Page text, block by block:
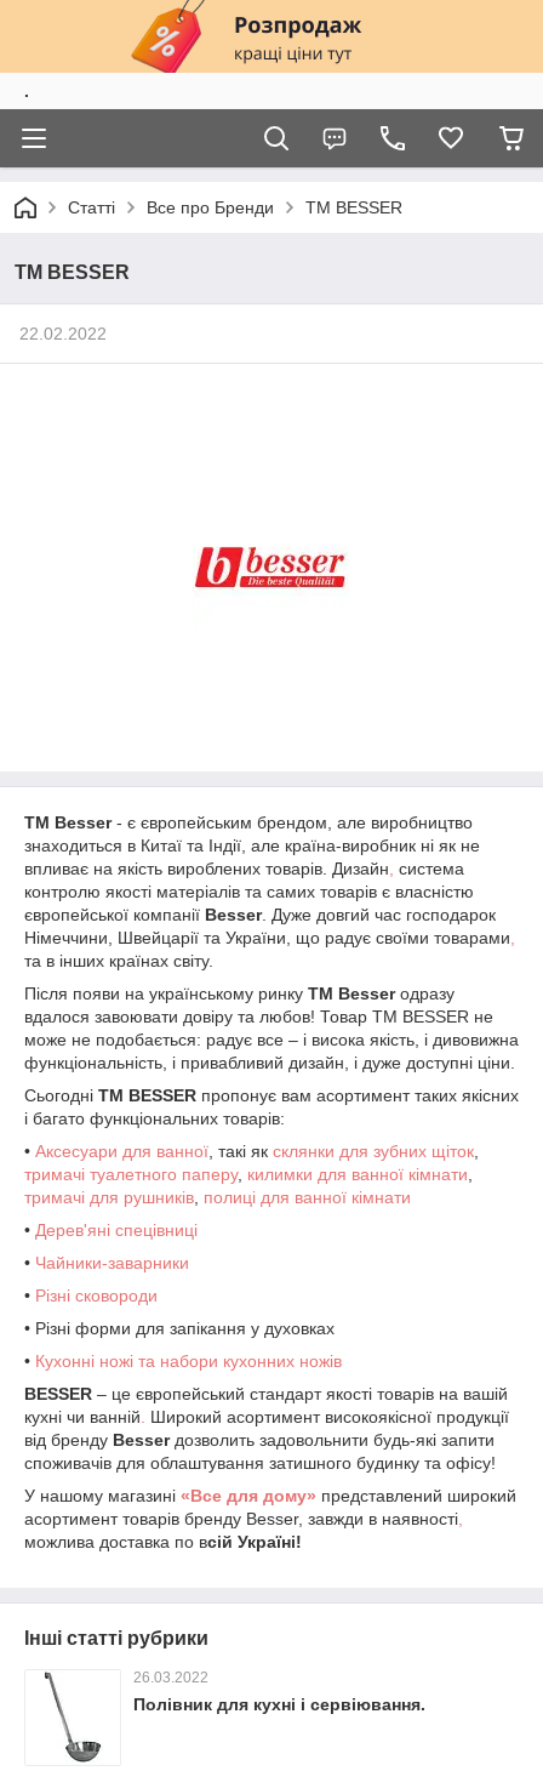
.
Статті Все про Бренди TM BESSER
TM BESSER
22.02.2022
TM Besser- є європейським брендом, але виробництво
знаходиться в Китаї та Індії, але країна-виробник ні як не
впливає на якість вироблених товарів. Дизайн система
контролю якості матеріалів та самих товарів є власністю
європейської компанії Besser. Дуже довгий час господарок
Німеччини, Швейцарії та України, що радує своїми товарами
та в інших країнах світу.
Після появи на українському ринку TM Besserодразу
вдалося завоювати довіру та любов! Товар ТМ BESSER не
може не подобається: радує все – і висока якість, і дивовижна
функціональність, і привабливий дизайн, і дуже доступні ціни.
Сьогодні ТМ BESSER пропонує вам асортимент таких якісних
і багато функціональних товарів:
• Аксесуари для ванної , такі як склянки для зубних щіток
тримачі туалетного паперу, килимки для ванної кімнати
тримачі для рушників полиці для ванної кімнати
• Дерев'яні спецівниці
• Чайники-заварники
• Різні сковороди
• Різні форми для запікання у духовках
• Кухонні ножі та набори кухонних ножів
BESSER – це європейський стандарт якості товарів на вашій
кухні чи ванній
Широкий асортимент високоякісної продукції
від бренду Besserдозволить задовольнити будь-які запити
споживачів для облаштування затишного будинку та офісу!
У нашому магазині «Все для дому» представлений широкий
асортимент товарів бренду Besser, завжди в наявності
можлива доставка по всій Україні!
Інші статті рубрики
26.03.2022
Полівник для кухні і сервіювання.